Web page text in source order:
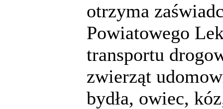
otrzyma
Powiatowego
transportu
zwierząt
bydła, owiec,